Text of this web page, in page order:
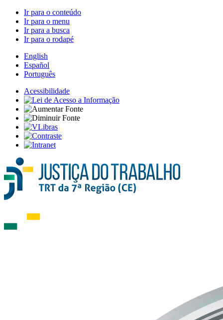
Ir para o conteúdo
Ir para o menu
Ir para a busca
Ir para o rodapé
English
Español
Português
Acessibilidade